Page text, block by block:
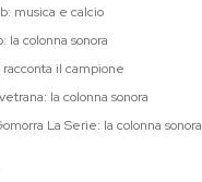
musica e calcio
la colonna sonora
racconta il campione
la colonna sonora
La Serie: la colonna sonora